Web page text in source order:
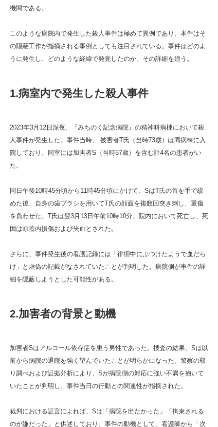
機関である。
このような病院内で発生した殺人事件は極めて異例であり、本件はそ
の隠蔽工作が指摘される事例としても注目されている。事件はどのよ
うに発生し、どのような経緯で発覚したのか。その詳細を追う。
1.病室内で発生した殺人事件
2023年3月12日深夜、『みちのく記念病院』の精神科病棟において殺
人事件が発生した。事件当時、 被害者T氏（当時73歳）は同病棟に入
院しており、同室には加害者S（当時57歳）を含む計4名の患者がい
た。
同日午後10時45分頃から11時45分頃にかけて、SはT氏の首を手で絞
めた後、自身の歯ブラシを用いてT氏の顔面を複数回突き刺し、重傷
を負わせた。T氏は翌3月13日午前10時10分、院内において死亡し、死
因は頭蓋内損傷および失血とされた。
さらに、事件発生後の看護記録には「徘徊中にぶつけたようで血だら
け」と虚偽の記載がなされていたことが判明した。病院側が事件の詳
細を隠蔽しようとした可能性がある。
2.加害者の背景と動機
加害者Sはアルコール依存症を患う男性であった。捜査の結果、Sは以
前から病院の退院を強く望んでいたことが明らかになった。警察の取
り調べおよび証拠分析により、Sが病院側の対応に強い不満を抱いて
いたことが判明し、事件当日の行動との関連性が指摘された。
裁判における証言によれば、Sは「病院を出たかった」「拘束される
のが嫌だった」と供述しており、事件の動機として、看護師から「次